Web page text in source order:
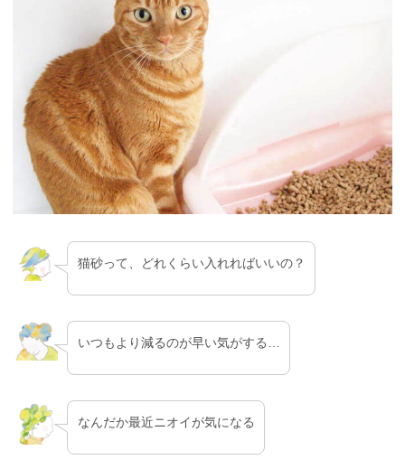
猫砂って、どれくらい入れればいいの？
いつもより減るのが早い気がする…
なんだか最近ニオイが気になる